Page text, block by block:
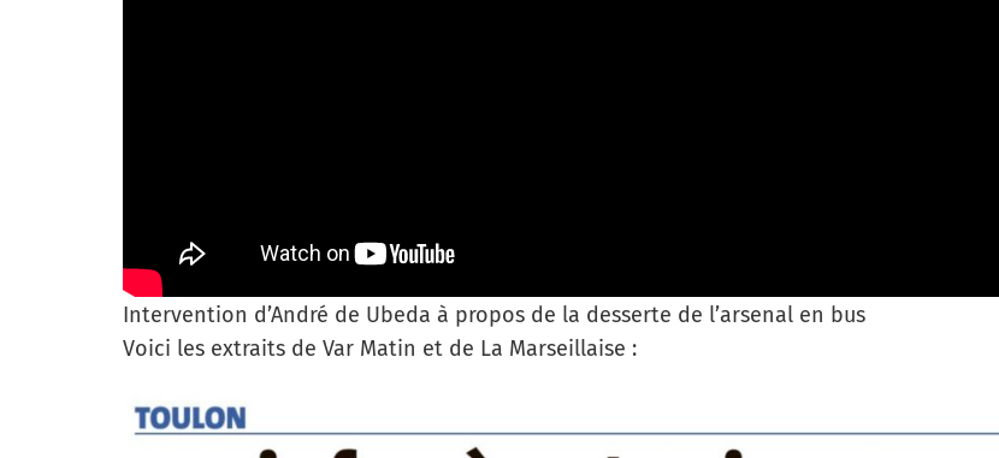
Intervention d’André de Ubeda à propos de la desserte de l’arsenal en bus
Voici les extraits de Var Matin et de La Marseillaise :